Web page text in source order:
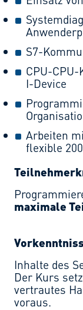
S7-
CPU-
I-Device
Arbeiten
flexible
maximale
Inhalte des
Der Kurs
vertrautes
voraus.